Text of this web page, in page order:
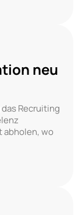
neu
Recruiting
abholen, wo